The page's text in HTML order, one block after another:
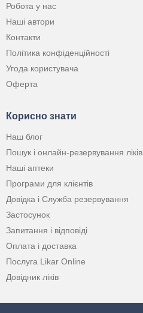
Робота у нас
Наші автори
Контакти
Політика конфіденційності
Угода користувача
Оферта
Корисно знати
Наш блог
Пошук і онлайн-резервування ліків
Наші аптеки
Програми для клієнтів
Довідка і Служба резервування
Застосунок
Запитання і відповіді
Оплата і доставка
Послуга Likar Online
Довідник ліків